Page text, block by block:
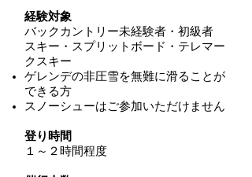
経験対象
バックカントリー未経験者・ 初級者
スキー・スプリットボード・テレマー
クスキー
ゲレンデの非圧雪を無難に滑ることが
できる方
スノーシューはご参加いただけません
登り時間
​１～２時間程度